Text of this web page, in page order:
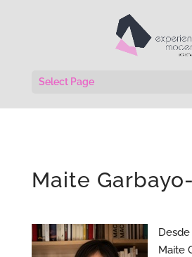
Select Page
Maite
Maite